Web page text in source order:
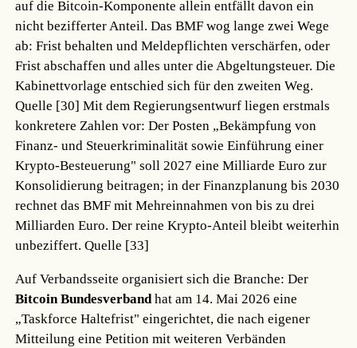
auf die Bitcoin-Komponente allein entfällt davon ein
nicht bezifferter Anteil. Das BMF wog lange zwei Wege
ab: Frist behalten und Meldepflichten verschärfen, oder
Frist abschaffen und alles unter die Abgeltungsteuer. Die
Kabinettvorlage entschied sich für den zweiten Weg.
Quelle [30] Mit dem Regierungsentwurf liegen erstmals
konkretere Zahlen vor: Der Posten „Bekämpfung von
Finanz- und Steuerkriminalität sowie Einführung einer
Krypto-Besteuerung" soll 2027 eine Milliarde Euro zur
Konsolidierung beitragen; in der Finanzplanung bis 2030
rechnet das BMF mit Mehreinnahmen von bis zu drei
Milliarden Euro. Der reine Krypto-Anteil bleibt weiterhin
unbeziffert.Quelle [33]
Auf Verbandsseite organisiert sich die Branche: Der
Bitcoin Bundesverbandhat am 14. Mai 2026 eine
„Taskforce Haltefrist" eingerichtet, die nach eigener
Mitteilung eine Petition mit weiteren Verbänden